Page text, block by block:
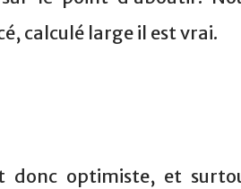
calculé large il est vrai.
donc optimiste, et